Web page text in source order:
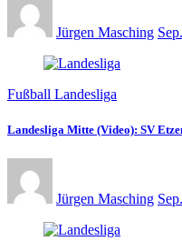
Jürgen Masching
Fußball Landesliga
Landesliga Mitte (Video): SV
Jürgen Masching